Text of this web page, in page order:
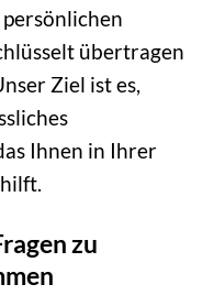
übertragen
Ziel ist es,
Ihnen in Ihrer
zu